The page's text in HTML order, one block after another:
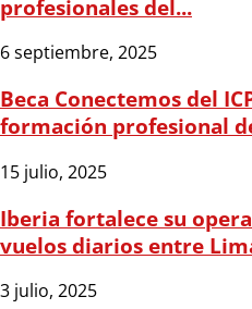
profesionales del...
6 septiembre, 2025
Beca Conectemos del
formación profesional
15 julio, 2025
Iberia fortalece su
vuelos diarios entre
3 julio, 2025